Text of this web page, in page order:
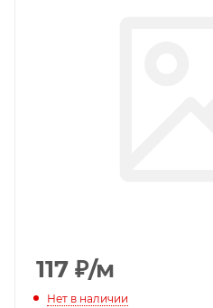
117 ₽/м
Нет в наличии